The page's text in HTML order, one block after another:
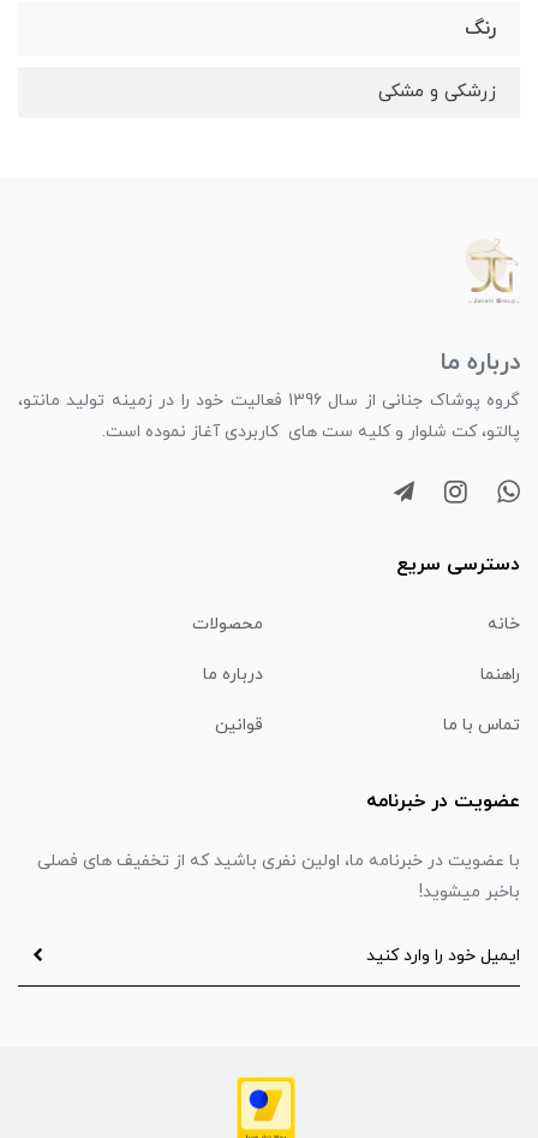
رنگ
زرشکی و مشکی
درباره ما
گروه پوشاک جنانی از سال 1396 فعالیت خود را در زمینه تولید مانتو،
پالتو، کت شلوار و کلیه ست های کاربردی آغاز نموده است.
دسترسی سریع
خانه محصولات
راهنما درباره ما
تماس با ما قوانین
عضویت در خبرنامه
با عضویت در خبرنامه ما، اولین نفری باشید که از تخفیف های فصلی
باخبر میشوید!